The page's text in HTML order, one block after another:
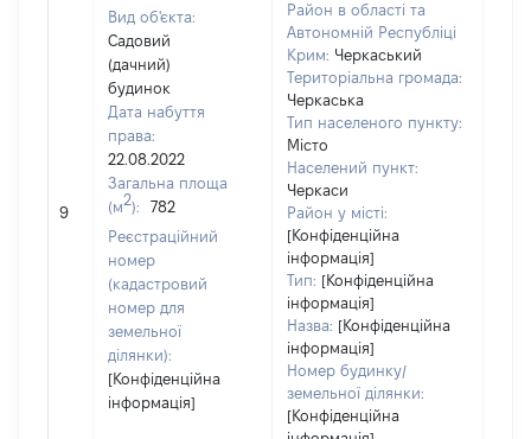
9
Вид об'єкта:
Садовий
(дачний)
будинок
Дата набуття
права:
22.08.2022
Загальна площа
(м2):
782
Реєстраційний
номер
(кадастровий
номер для
земельної
ділянки):
[Конфіденційна
інформація]
Район в області та
Автономній Республіці
Крим: Черкаський
Територіальна громада:
Черкаська
Тип населеного пункту:
Місто
Населений пункт:
Черкаси
Район у місті:
[Конфіденційна
інформація]
Тип: [Конфіденційна
інформація]
Назва: [Конфіденційна
інформація]
Номер будинку/
земельної ділянки:
[Конфіденційна